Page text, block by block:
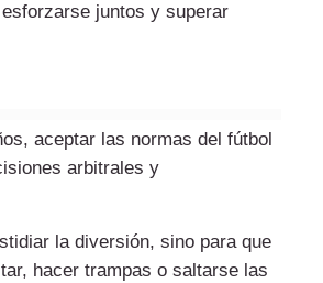
juntos y superar
aceptar las normas del fútbol
arbitrales y
la diversión, sino para que
hacer trampas o saltarse las